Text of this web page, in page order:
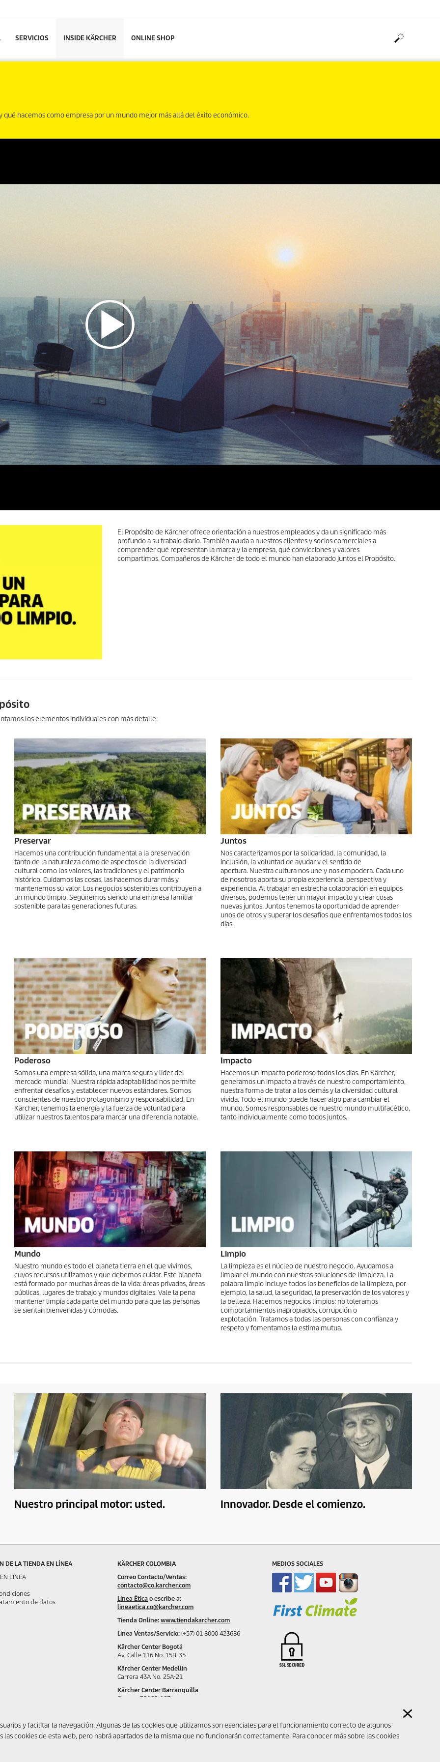
y facilitar la navegación. Algunas de las cookies que utilizamos son esenciales para el funcionamiento correcto de algunos
cookies de esta web, pero habrá apartados de la misma que no funcionarán correctamente. Para conocer más sobre las cookies
SERVICIOS INSIDE KÄRCHER ONLINE SHOP
qué hacemos como empresa por un mundo mejor más allá del éxito económico.
El Propósito de Kärcher ofrece orientación a nuestros empleados y da un significado más
profundo a su trabajo diario. También ayuda a nuestros clientes y socios comerciales a
comprender qué representan la marca y la empresa, qué convicciones y valores
compartimos. Compañeros de Kärcher de todo el mundo han elaborado juntos el Propósito.
los elementos individuales con más detalle:
Preservar
Hacemos una contribución fundamental a la preservación
tanto de la naturaleza como de aspectos de la diversidad
cultural como los valores, las tradiciones y el patrimonio
histórico. Cuidamos las cosas, las hacemos durar más y
mantenemos su valor. Los negocios sostenibles contribuyen a
un mundo limpio. Seguiremos siendo una empresa familiar
sostenible para las generaciones futuras.
Juntos
Nos caracterizamos por la solidaridad, la comunidad, la
inclusión, la voluntad de ayudar y el sentido de
apertura. Nuestra cultura nos une y nos empodera. Cada uno
de nosotros aporta su propia experiencia, perspectiva y
experiencia. Al trabajar en estrecha colaboración en equipos
diversos, podemos tener un mayor impacto y crear cosas
nuevas juntos. Juntos tenemos la oportunidad de aprender
unos de otros y superar los desafíos que enfrentamos todos los
días.
Poderoso
Somos una empresa sólida, una marca segura y líder del
mercado mundial. Nuestra rápida adaptabilidad nos permite
enfrentar desafíos y establecer nuevos estándares. Somos
conscientes de nuestro protagonismo y responsabilidad. En
Kärcher, tenemos la energía y la fuerza de voluntad para
utilizar nuestros talentos para marcar una diferencia notable.
Impacto
Hacemos un impacto poderoso todos los días. En Kärcher,
generamos un impacto a través de nuestro comportamiento,
nuestra forma de tratar a los demás y la diversidad cultural
vivida. Todo el mundo puede hacer algo para cambiar el
mundo. Somos responsables de nuestro mundo multifacético,
tanto individualmente como todos juntos.
Mundo
Nuestro mundo es todo el planeta tierra en el que vivimos,
cuyos recursos utilizamos y que debemos cuidar. Este planeta
está formado por muchas áreas de la vida: áreas privadas, áreas
públicas, lugares de trabajo y mundos digitales. Vale la pena
mantener limpia cada parte del mundo para que las personas
se sientan bienvenidas y cómodas.
Limpio
La limpieza es el núcleo de nuestro negocio. Ayudamos a
limpiar el mundo con nuestras soluciones de limpieza. La
palabra limpio incluye todos los beneficios de la limpieza, por
ejemplo, la salud, la seguridad, la preservación de los valores y
la belleza. Hacemos negocios limpios: no toleramos
comportamientos inapropiados, corrupción o
explotación. Tratamos a todas las personas con confianza y
respeto y fomentamos la estima mutua.
Nuestro principal motor: usted. Innovador. Desde el comienzo.
DE LA TIENDA EN LÍNEA
LÍNEA
de datos
KÄRCHER COLOMBIA
Correo Contacto/Ventas:
contacto@co.karcher.com
Línea Ética o escribe a:
lineaetica.co@karcher.com
Tienda Online: www.tiendakarcher.com
Línea Ventas/Servicio: (+57) 01 8000 423686
Kärcher Center Bogotá
Av. Calle 116 No. 15B-35
Kärcher Center Medellín
Carrera 43A No. 25A-21
Kärcher Center Barranquilla
Carrera 53#80-167
MEDIOS SOCIALES